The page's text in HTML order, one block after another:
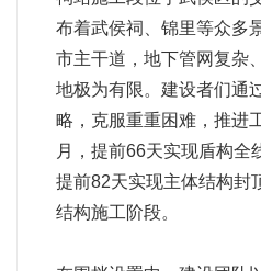
布着武侯祠、锦里等众多
市主干道，地下管网复杂
地极为有限。建设者们通
略，克服重重困难，推进
月，提前66天实现盾构全
提前82天实现主体结构封
结构施工阶段。